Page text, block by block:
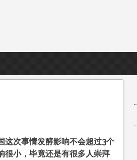
这次事情发酵影响不会超过3个
很小，毕竟还是有很多人崇拜